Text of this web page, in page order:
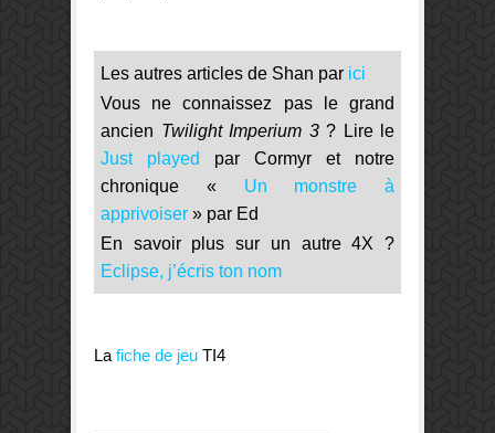
Les autres articles de Shan par ici
Vous ne connaissez pas le grand
ancien Twilight Imperium 3? Lire le
Just played
par Cormyr et notre
chronique « Un monstre à
apprivoiser » par Ed
En savoir plus sur un autre 4X ?
Eclipse, j’écris ton nom
La fiche de jeu TI4